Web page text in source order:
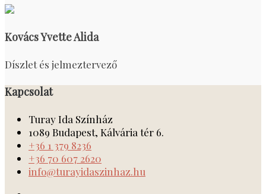
Kovács Yvette Alida
Díszlet és jelmeztervező
Kapcsolat
Turay Ida Színház
1089 Budapest, Kálvária tér 6.
+36 1 379 8236
+36 70 607 2620
info@turayidaszinhaz.hu